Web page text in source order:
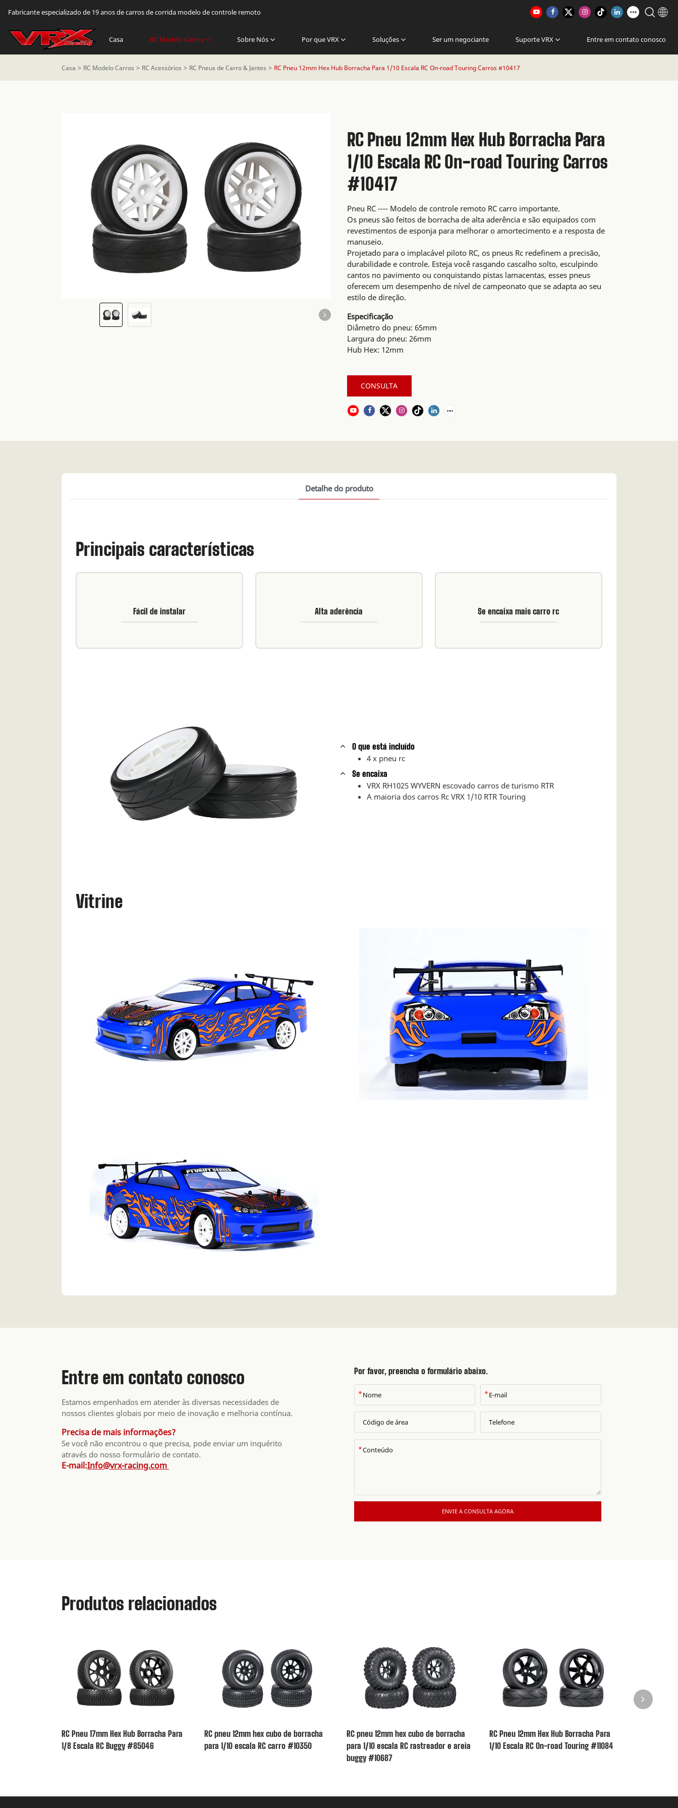
Fabricante especializado de 19 anos de carros de corrida modelo de controle remoto
Casa RC Modelo Carros Sobre Nós Por que VRX Soluções Ser um negociante Suporte VRX Entre em contato conosco
Casa RC Modelo Carros RC Acessórios RC Pneus de Carro & Jantes RC Pneu 12mm Hex Hub Borracha Para 1/10 Escala RC On-road Touring Carros #10417
RC Pneu 12mm Hex Hub Borracha Para
1/10 Escala RC On-road Touring Carros
#10417
Pneu RC ---- Modelo de controle remoto RC carro importante.
Os pneus são feitos de borracha de alta aderência e são equipados com
revestimentos de esponja para melhorar o amortecimento e a resposta de
manuseio.
Projetado para o implacável piloto RC, os pneus Rc redefinem a precisão,
durabilidade e controle. Esteja você rasgando cascalho solto, esculpindo
cantos no pavimento ou conquistando pistas lamacentas, esses pneus
oferecem um desempenho de nível de campeonato que se adapta ao seu
estilo de direção.
Especificação
Diâmetro do pneu: 65mm
Largura do pneu: 26mm
Hub Hex: 12mm
CONSULTA
Detalhe do produto
Principais características
Fácil de instalar Alta aderência Se encaixa mais carro rc
O que está incluído
4 x pneu rc
Se encaixa
VRX RH1025 WYVERN escovado carros de turismo RTR
A maioria dos carros Rc VRX 1/10 RTR Touring
Vitrine
Entre em contato conosco
Estamos empenhados em atender às diversas necessidades de
nossos clientes globais por meio de inovação e melhoria contínua.
Precisa de mais informações?
Se você não encontrou o que precisa, pode enviar um inquérito
através do nosso formulário de contato.
E-mail:Info@vrx-racing.com
Por favor, preencha o formulário abaixo.
* *
*
ENVIE A CONSULTA AGORA
Produtos relacionados
RC Pneu 17mm Hex Hub Borracha Para
1/8 Escala RC Buggy #85046
RC pneu 12mm hex cubo de borracha
para 1/10 escala RC carro #10350
RC pneu 12mm hex cubo de borracha
para 1/10 escala RC rastreador e areia
buggy #10687
RC Pneu 12mm Hex Hub Borracha Para
1/10 Escala RC On-road Touring #11084